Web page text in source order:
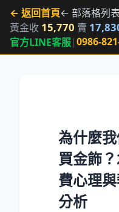
← 返回首頁← 部落格列表
黃金收 15,770 賣
官方LINE客服|0986-
為什麼
買金飾
費心理
分析